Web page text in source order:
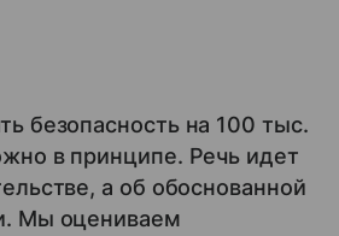
безопасность на 100 тыс.
в принципе. Речь идет
а об обоснованной
Мы оцениваем